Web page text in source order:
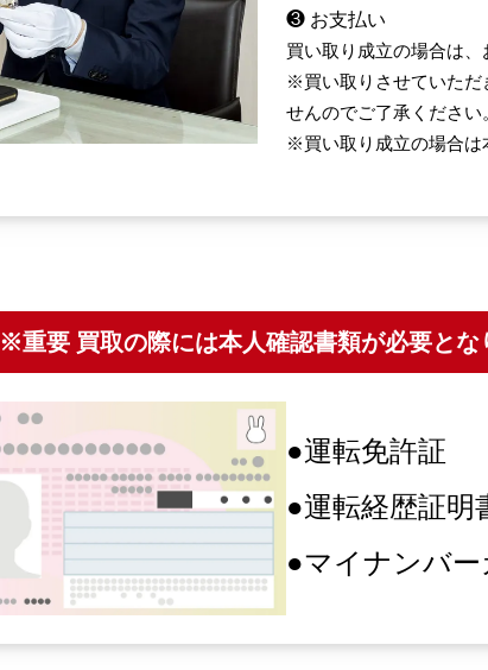
❸ お支払い
買い取り成立の場合は、
※買い取りさせていただ
せんのでご了承ください
※買い取り成立の場合は
※重要 買取の際には本人確認書類が必要とな
●運転免許証
●運転経歴証明
●マイナンバー